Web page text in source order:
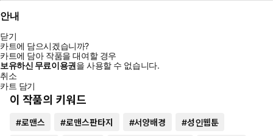
안내
닫기
카트에 담으시겠습니까?
카트에 담아 작품을 대여할 경우
보유하신 무료이용권을 사용할 수 없습니다.
취소
카트 담기
이 작품의 키워드
#로맨스 #로맨스판타지 #서양배경 #성인웹툰